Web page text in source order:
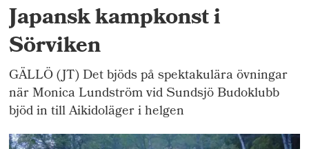
Japansk kampkonst i
Sörviken
GÄLLÖ (JT) Det bjöds på spektakulära övningar
när Monica Lundström vid Sundsjö Budoklubb
bjöd in till Aikidoläger i helgen